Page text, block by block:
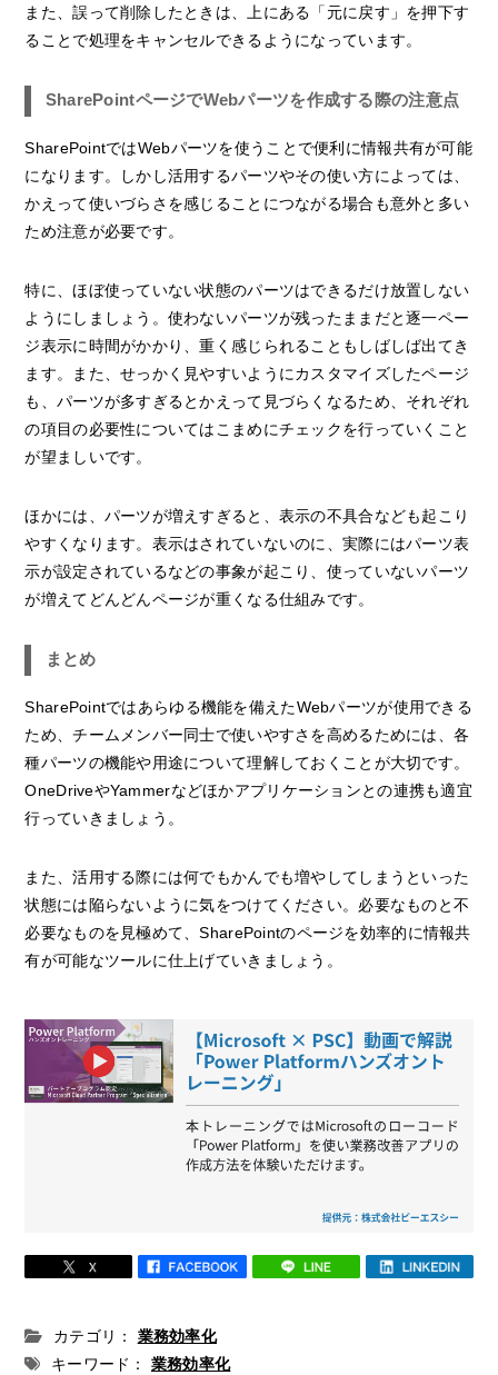
また、誤って削除したときは、上にある「元に戻す」を押下す
ることで処理をキャンセルできるようになっています。
SharePointページでWebパーツを作成する際の注意点
SharePointではWebパーツを使うことで便利に情報共有が可能
になります。しかし活用するパーツやその使い方によっては、
かえって使いづらさを感じることにつながる場合も意外と多い
ため注意が必要です。
特に、ほぼ使っていない状態のパーツはできるだけ放置しない
ようにしましょう。使わないパーツが残ったままだと逐一ペー
ジ表示に時間がかかり、重く感じられることもしばしば出てき
ます。また、せっかく見やすいようにカスタマイズしたページ
も、パーツが多すぎるとかえって見づらくなるため、それぞれ
の項目の必要性についてはこまめにチェックを行っていくこと
が望ましいです。
ほかには、パーツが増えすぎると、表示の不具合なども起こり
やすくなります。表示はされていないのに、実際にはパーツ表
示が設定されているなどの事象が起こり、使っていないパーツ
が増えてどんどんページが重くなる仕組みです。
まとめ
SharePointではあらゆる機能を備えたWebパーツが使用できる
ため、チームメンバー同士で使いやすさを高めるためには、各
種パーツの機能や用途について理解しておくことが大切です。
OneDriveやYammerなどほかアプリケーションとの連携も適宜
行っていきましょう。
また、活用する際には何でもかんでも増やしてしまうといった
状態には陥らないように気をつけてください。必要なものと不
必要なものを見極めて、SharePointのページを効率的に情報共
有が可能なツールに仕上げていきましょう。
カテゴリ：
業務効率化
キーワード：
業務効率化